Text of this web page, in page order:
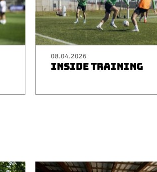
08.04.2026
INSIDE TRAINING